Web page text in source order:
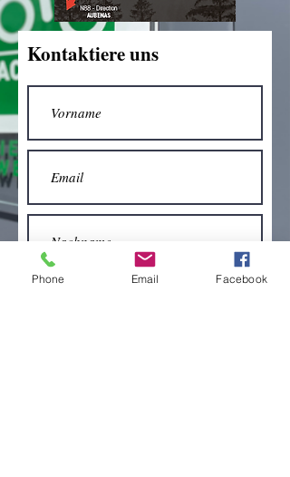
Kontaktiere uns
Phone Email Facebook